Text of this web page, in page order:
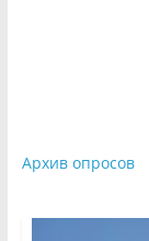
Архив опросов